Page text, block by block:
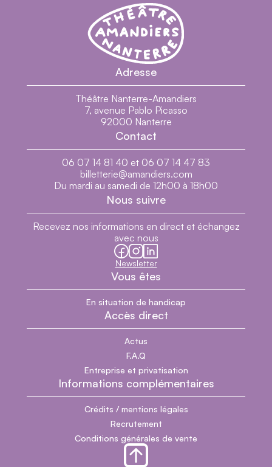
Section pied de page du site
Théâtre Nanterre-Amandiers - Centre
Théâtre Nanterre-Amandiers
Adresse
Théâtre Nanterre-Amandiers
7, avenue Pablo Picasso
92000 Nanterre
Contact
06 07 14 81 40 et 06 07 14 47 83
billetterie@amandiers.com
Du mardi au samedi de 12h00 à 18h00
Nous suivre
Recevez nos informations en direct et échangez
avec nous
facebook
instagram
linkedin
Newsletter
Vous êtes
En situation de handicap
Accès direct
Actus
F.A.Q
Entreprise et privatisation
Informations complémentaires
Crédits / mentions légales
Recrutement
Conditions générales de vente